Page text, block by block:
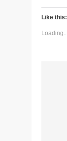
Like this: